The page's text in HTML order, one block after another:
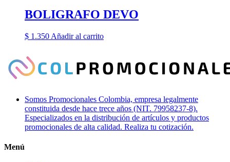
BOLIGRAFO DEVO
$ 1.350 Añadir al carrito
Somos Promocionales Colombia, empresa legalmente
constituida desde hace trece años (NIT. 79958237-8).
Especializados en la distribución de artículos y productos
promocionales de alta calidad. Realiza tu cotización.
Menú